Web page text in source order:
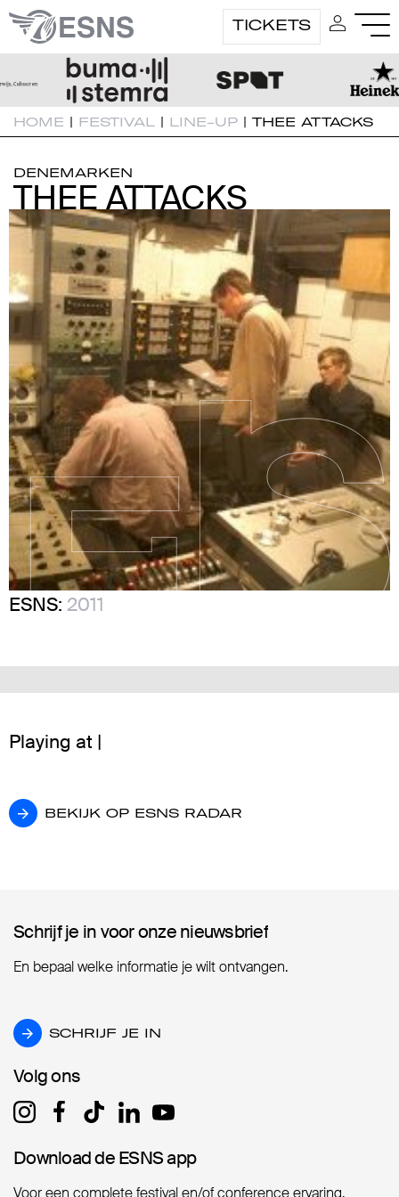
TICKETS
HOME | FESTIVAL | LINE-UP | THEE ATTACKS
DENEMARKEN
THEE ATTACKS
THEE ATTACKS
ESNS: 2011
Playing at |
BEKIJK OP ESNS RADAR
BEKIJK OP ESNS RADAR
Schrijf je in voor onze nieuwsbrief
Schrijf je in voor onze nieuwsbrief
En bepaal welke informatie je wilt ontvangen.
SCHRIJF JE IN
SCHRIJF JE IN
Volg ons
Volg ons
Download de ESNS app
Download de ESNS app
Voor een complete festival en/of conference ervaring.